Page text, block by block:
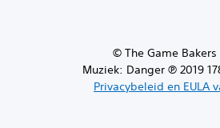
© The Game Bakers
Muziek: Danger ℗ 2019
Privacybeleid en EULA